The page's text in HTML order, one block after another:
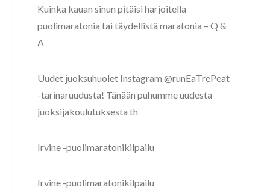
Kuinka kauan sinun pitäisi harjoitella
puolimaratonia tai täydellistä maratonia – Q &
A
Uudet juoksuhuolet Instagram @runEaTrePeat
-tarinaruudusta! Tänään puhumme uudesta
juoksijakoulutuksesta th
Irvine -puolimaratonikilpailu
Irvine -puolimaratonikilpailu